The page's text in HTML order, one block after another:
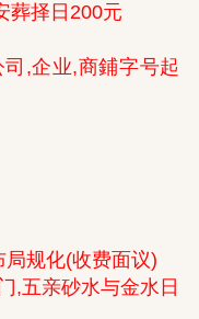
葬择日200元
,企业,商鋪字号起
规化(收费面议)
,五亲砂水与金水日